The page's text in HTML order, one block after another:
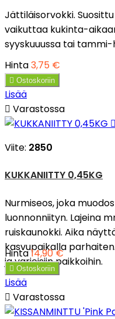
Jättiläisorvokki.
vaikuttaa kukinta-
syyskuuussa tai
Hinta3,75 €
 Ostoskoriin
Lisää
 Varastossa

Viite: 2850
KUKKANIITTY 0,45KG
Nurmiseos, joka
luonnonniityn. Lajeina
ruiskaunokki. Aika
kasvupaikalla
ja varjoisiin paikkoihin.
Hinta14,90 €
 Ostoskoriin
Lisää
 Varastossa